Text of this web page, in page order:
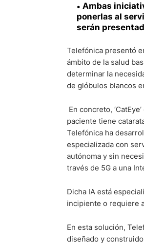
Ambas
ponerlas al
serán
Telefónica presentó
ámbito de la salud
determinar la
de glóbulos blancos
En concreto,
paciente tiene
Telefónica ha
especializada con
autónoma y sin
través de 5G a una
Dicha IA está
incipiente o requiere
En esta solución,
diseñado y